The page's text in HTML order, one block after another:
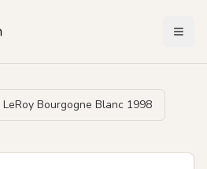
LeRoy Bourgogne Blanc 1998